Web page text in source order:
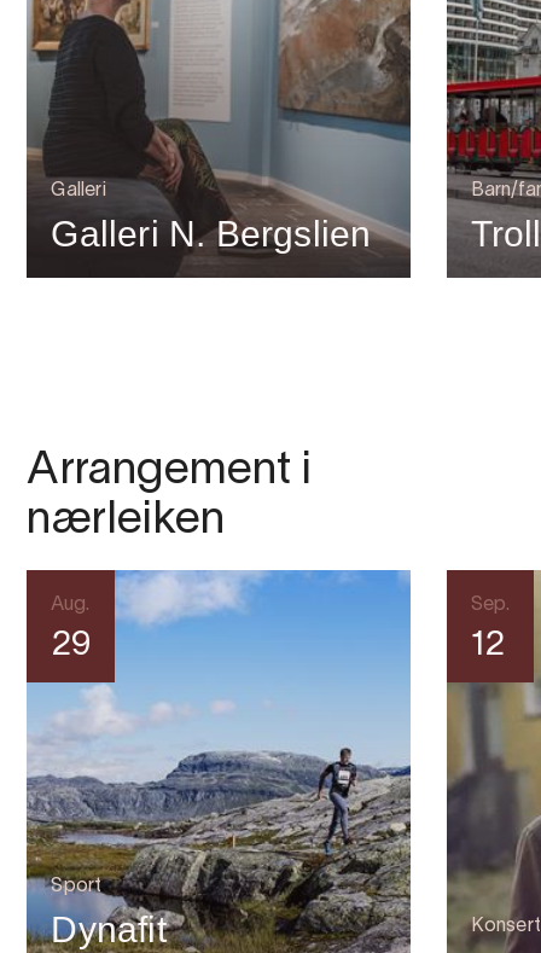
Galleri
Galleri N. Bergslien
Barn/
Arrangement i
nærleiken
Aug.
29
Sport
Dynafit
Sep.
12
Konsert